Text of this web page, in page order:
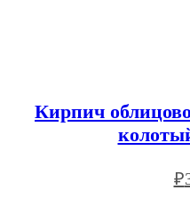
Кирпич
₽